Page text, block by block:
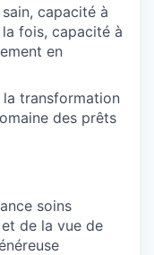
capacité à
fois, capacité à
en
transformation
des prêts
soins
de la vue de